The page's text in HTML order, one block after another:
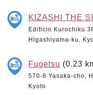
KIZASHI THE
Edificio Kurochiku
Higashiyama-ku,
Fugetsu (0.23
570-8 Yasaka-cho,
Kyoto